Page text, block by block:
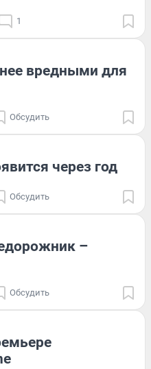
1
вредными для
Обсудить
через год
Обсудить
–
Обсудить